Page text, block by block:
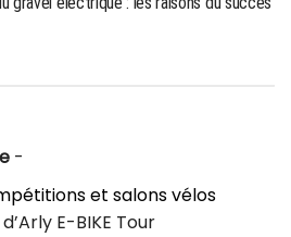
-
et salons vélos
E-BIKE Tour